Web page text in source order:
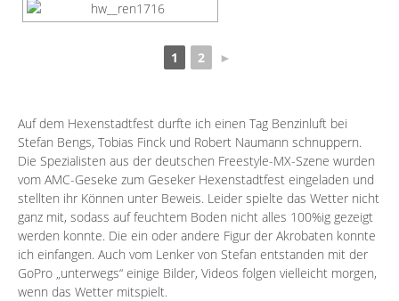
1 2 ►
Auf dem Hexenstadtfest durfte ich einen Tag Benzinluft bei
Stefan Bengs, Tobias Finck und Robert Naumann schnuppern.
Die Spezialisten aus der deutschen Freestyle-MX-Szene wurden
vom AMC-Geseke zum Geseker Hexenstadtfest eingeladen und
stellten ihr Können unter Beweis. Leider spielte das Wetter nicht
ganz mit, sodass auf feuchtem Boden nicht alles 100%ig gezeigt
werden konnte. Die ein oder andere Figur der Akrobaten konnte
ich einfangen. Auch vom Lenker von Stefan entstanden mit der
GoPro „unterwegs“ einige Bilder, Videos folgen vielleicht morgen,
wenn das Wetter mitspielt.